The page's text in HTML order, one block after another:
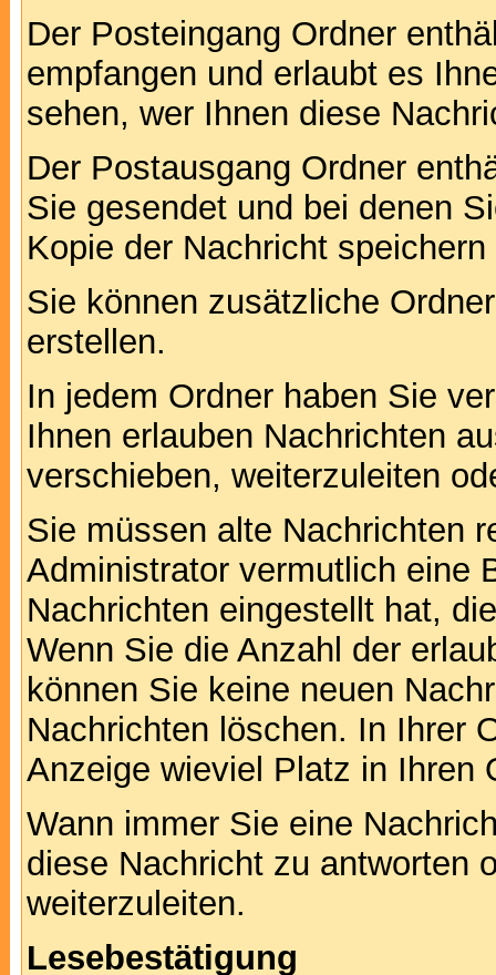
Der Posteingang Ordner
empfangen und erlaubt es
sehen, wer Ihnen diese
Der Postausgang Ordner
Sie gesendet und bei denen
Kopie der Nachricht
Sie können zusätzliche
erstellen.
In jedem Ordner haben Sie
Ihnen erlauben Nachrichten
verschieben, weiterzuleiten
Sie müssen alte Nachrichten
Administrator vermutlich eine
Nachrichten eingestellt hat,
Wenn Sie die Anzahl der
können Sie keine neuen
Nachrichten löschen. In Ihrer
Anzeige wieviel Platz in Ihren
Wann immer Sie eine
diese Nachricht zu antworten
weiterzuleiten.
Lesebestätigung